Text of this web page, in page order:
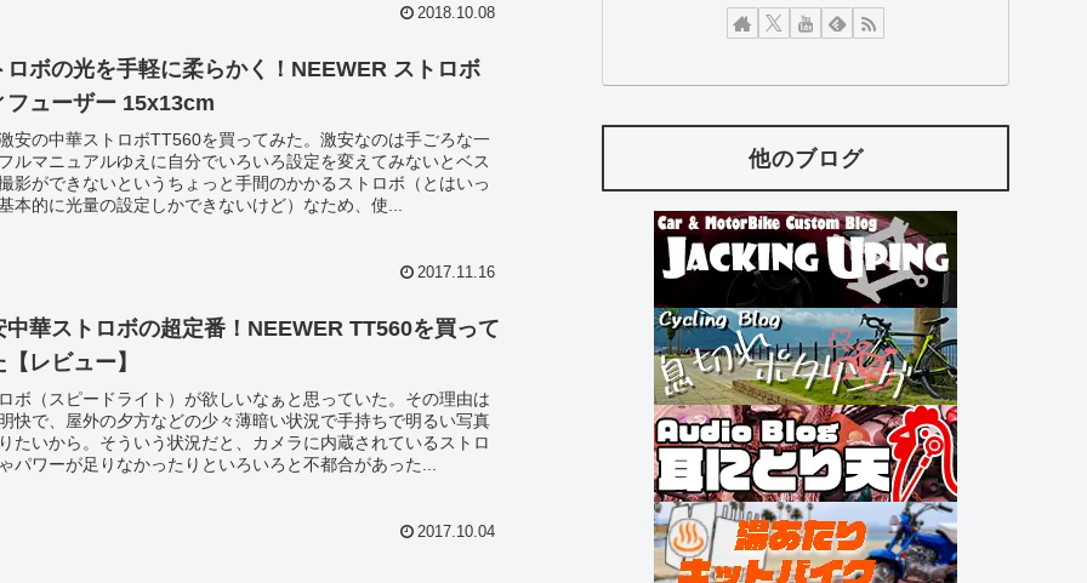
2018.10.08
ロボの光を手軽に柔らかく！NEEWER ストロボ
フューザー 15x13cm
安の中華ストロボTT560を買ってみた。激安なのは手ごろな一
ルマニュアルゆえに自分でいろいろ設定を変えてみないとベス
影ができないというちょっと手間のかかるストロボ（とはいっ
本的に光量の設定しかできないけど）なため、使...
2017.11.16
中華ストロボの超定番！NEEWER TT560を買って
【レビュー】
ボ（スピードライト）が欲しいなぁと思っていた。その理由は
快で、屋外の夕方などの少々薄暗い状況で手持ちで明るい写真
たいから。そういう状況だと、カメラに内蔵されているストロ
パワーが足りなかったりといろいろと不都合があった...
2017.10.04
他のブログ